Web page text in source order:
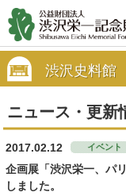
渋沢史料館
ニュース・更新
2017.02.12 イベント
企画展「渋沢栄一、パ
しました。